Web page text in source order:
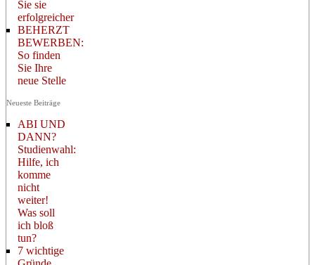
Sie sie
erfolgreicher
BEHERZT
BEWERBEN:
So finden
Sie Ihre
neue Stelle
Neueste Beiträge
ABI UND
DANN?
Studienwahl:
Hilfe, ich
komme
nicht
weiter!
Was soll
ich bloß
tun?
7 wichtige